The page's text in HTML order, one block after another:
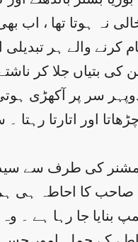
ہوتا تھا ، اب بھی
کرنے والے ہر
بتیاں جلا کر
سر پر آکھڑی
اور اتارتا
کی طرف سے سید
کا احاطہ ہی
بنایا جا رہا ہے ۔